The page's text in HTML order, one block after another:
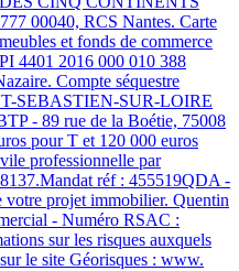
00040, RCS Nantes. Carte
et fonds de commerce
4401 2016 000 010 388
Compte séquestre
SEBASTIEN-SUR-LOIRE
- 89 rue de la Boétie, 75008
pour T et 120 000 euros
professionnelle par
réf : 455519QDA -
votre projet immobilier. Quentin
- Numéro RSAC :
sur les risques auxquels
le site Géorisques : www.